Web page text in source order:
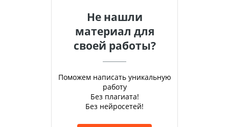
Не нашли
материал для
своей работы?
Поможем написать уникальную
работу
Без плагиата!
Без нейросетей!